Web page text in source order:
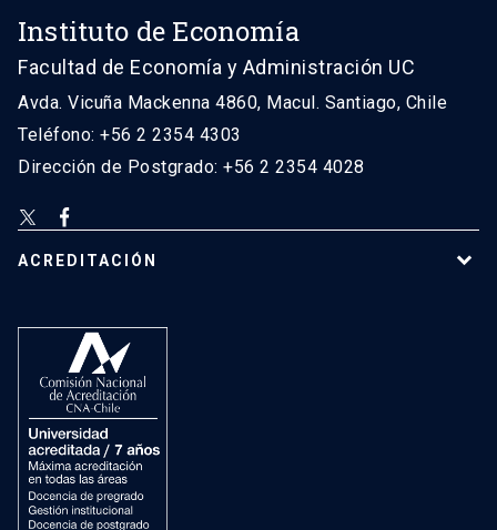
Instituto de Economía
Facultad de Economía y Administración UC
Avda. Vicuña Mackenna 4860, Macul. Santiago, Chile
Teléfono: +56 2 2354 4303
Dirección de Postgrado: +56 2 2354 4028
ACREDITACIÓN